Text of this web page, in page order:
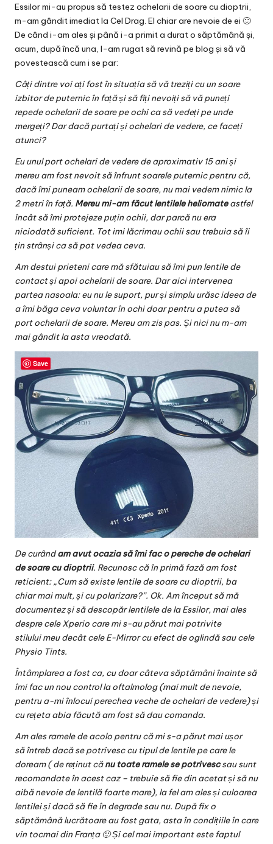
Essilor mi-au propus să testez ochelarii de soare cu dioptrii,
m-am gândit imediat la Cel Drag. El chiar are nevoie de ei 🙂
De când i-am ales și până i-a primit a durat o săptămână și,
acum, după încă una, l-am rugat să revină pe blog și să vă
povestească cum i se par:
Câți dintre voi ați fost în situația să vă treziți cu un soare
izbitor de puternic în față și să fiți nevoiți să vă puneți
repede ochelarii de soare pe ochi ca să vedeți pe unde
mergeți? Dar dacă purtați și ochelari de vedere, ce faceți
atunci?
Eu unul port ochelari de vedere de aproximativ 15 ani și
mereu am fost nevoit să înfrunt soarele puternic pentru că,
dacă îmi puneam ochelarii de soare, nu mai vedem nimic la
2 metri în față. Mereu mi-am făcut lentilele heliomateastfel
încât să îmi protejeze puțin ochii, dar parcă nu era
niciodată suficient. Tot imi lăcrimau ochii sau trebuia să îi
țin strânși ca să pot vedea ceva.
Am destui prieteni care mă sfătuiau să îmi pun lentile de
contact și apoi ochelarii de soare. Dar aici intervenea
partea nasoala: eu nu le suport, pur și simplu urăsc ideea de
a îmi băga ceva voluntar în ochi doar pentru a putea să
port ochelarii de soare. Mereu am zis pas. Și nici nu m-am
mai gândit la asta vreodată.
De curândam avut ocazia să îmi fac o pereche de ochelari
de soare cu dioptrii. Recunosc că în primă fază am fost
reticient: „Cum să existe lentile de soare cu dioptrii, ba
chiar mai mult, și cu polarizare?”. Ok. Am început să mă
documentez și să descopăr lentilele de la Essilor, mai ales
despre celeXperio care mi s-au părut mai potrivite
stilului meu decât cele E-Mirror cu efect de oglindă sau cele
Physio Tints.
Întâmplarea a fost ca, cu doar câteva săptămâni înainte să
îmi fac un nou control la oftalmolog (mai mult de nevoie,
pentru a-mi înlocui perechea veche de ochelari de vedere) și
cu rețeta abia făcută am fost să dau comanda.
Am ales ramele de acolo pentru că mi s-a părut mai ușor
să întreb dacă se potrivesc cu tipul de lentile pe care le
doream ( de reținut cănu toate ramele se potrivescsau sunt
recomandate în acest caz – trebuie să fie din acetat și să nu
aibă nevoie de lentilă foarte mare), la fel am ales și culoarea
lentilei și dacă să fie în degrade sau nu. După fix o
săptămână lucrătoare au fost gata, asta în condițiile în care
vin tocmai din Franța 🙂 Și cel mai important este faptul
Save